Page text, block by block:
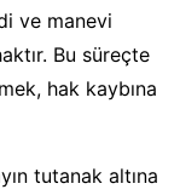
ve manevi
Bu süreçte
hak kaybına
tutanak altına